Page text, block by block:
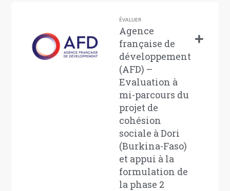
ÉVALUER
Agence
française de
développement
(AFD) –
Evaluation à
mi-parcours du
projet de
cohésion
sociale à Dori
(Burkina-Faso)
et appui à la
formulation de
la phase 2